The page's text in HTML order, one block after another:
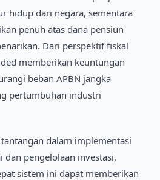
hidup dari negara, sementara
penuh atas dana pensiun
Dari perspektif fiskal
memberikan keuntungan
beban APBN jangka
pertumbuhan industri
dalam implementasi
dan pengelolaan investasi,
sistem ini dapat memberikan